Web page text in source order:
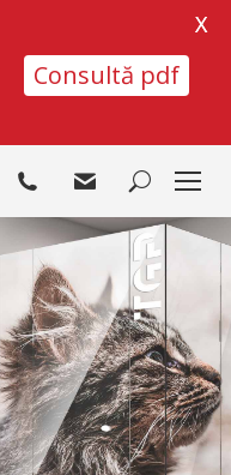
Search:
Consultă pdf
X